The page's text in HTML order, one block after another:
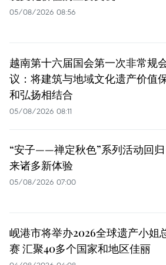
05/08/2026 08:56
越南第十六届国会第一次非常规
议：将建筑与地域文化遗产价值
和弘扬相结合
05/08/2026 08:11
“安子——禅定秋色”系列活动回
来诸多新体验
05/08/2026 07:00
岘港市将举办2026全球遗产小姐
赛 汇聚40多个国家和地区佳丽